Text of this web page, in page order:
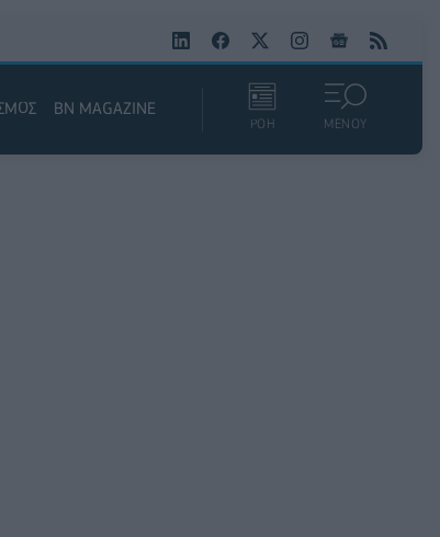
BN MAGAZINE
ΡΟΗ ΜΕΝΟΥ